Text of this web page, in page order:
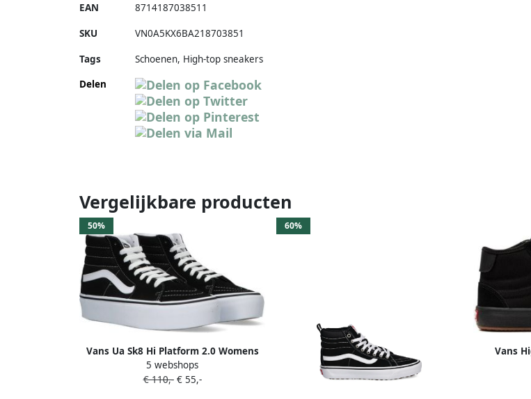
EAN 8714187038511
SKU VN0A5KX6BA218703851
Tags
Schoenen, High-top sneakers
Delen
Vergelijkbare producten
50%
Vans Ua Sk8 Hi Platform 2.0 Womens
Black True White Schoenmaat 36 1 2
Sneakers VN0A3TKN6BT
5 webshops
€ 110,-€ 55,-
60%
Vans